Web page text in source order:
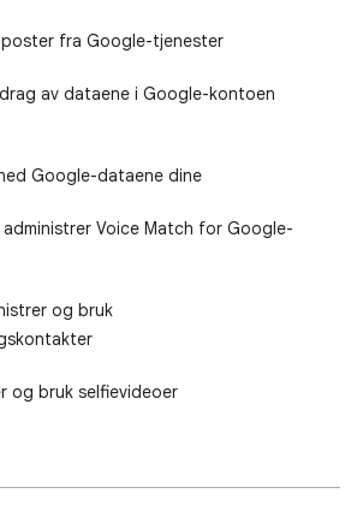
fra Google-tjenester
av dataene i Google-kontoen
Google-dataene dine
Voice Match for Google-
og bruk
og bruk selfievideoer